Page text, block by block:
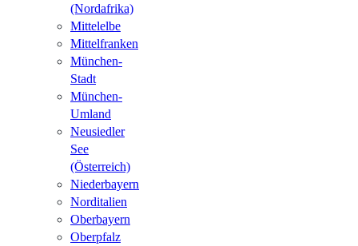
(Nordafrika)
Mittelelbe
Mittelfranken
München-
Stadt
München-
Umland
Neusiedler
See
(Österreich)
Niederbayern
Norditalien
Oberbayern
Oberpfalz